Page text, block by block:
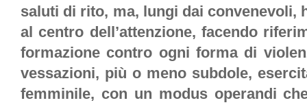
saluti di rito, ma, lungi dai convenevoli,
al centro dell’attenzione, facendo
formazione contro ogni forma di
vessazioni, più o meno subdole,
femminile, con un modus operandi